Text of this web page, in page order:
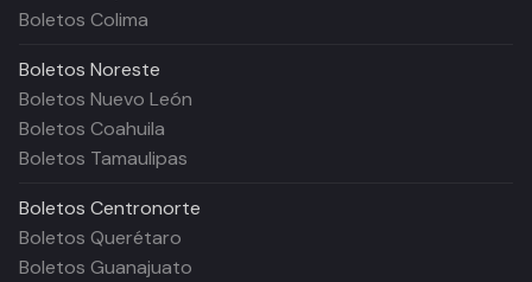
Boletos Colima
Boletos Noreste
Boletos Nuevo León
Boletos Coahuila
Boletos Tamaulipas
Boletos Centronorte
Boletos Querétaro
Boletos Guanajuato